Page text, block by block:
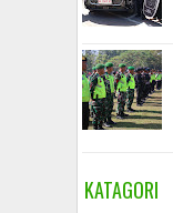
KATAGORI